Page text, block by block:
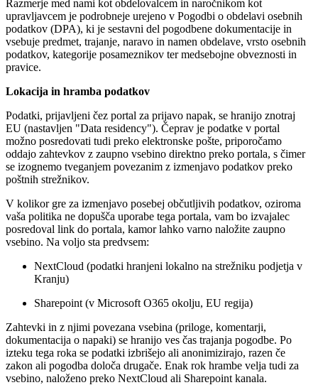
Razmerje med nami kot obdelovalcem in naročnikom kot
upravljavcem je podrobneje urejeno v Pogodbi o obdelavi osebnih
podatkov (DPA), ki je sestavni del pogodbene dokumentacije in
vsebuje predmet, trajanje, naravo in namen obdelave, vrsto osebnih
podatkov, kategorije posameznikov ter medsebojne obveznosti in
pravice.
Lokacija in hramba podatkov
Podatki, prijavljeni čez portal za prijavo napak, se hranijo znotraj
EU (nastavljen "Data residency"). Čeprav je podatke v portal
možno posredovati tudi preko elektronske pošte, priporočamo
oddajo zahtevkov z zaupno vsebino direktno preko portala, s čimer
se izognemo tveganjem povezanim z izmenjavo podatkov preko
poštnih strežnikov.
V kolikor gre za izmenjavo posebej občutljivih podatkov, oziroma
vaša politika ne dopušča uporabe tega portala, vam bo izvajalec
posredoval link do portala, kamor lahko varno naložite zaupno
vsebino. Na voljo sta predvsem:
NextCloud (podatki hranjeni lokalno na strežniku podjetja v
Kranju)
Sharepoint (v Microsoft O365 okolju, EU regija)
Zahtevki in z njimi povezana vsebina (priloge, komentarji,
dokumentacija o napaki) se hranijo ves čas trajanja pogodbe. Po
izteku tega roka se podatki izbrišejo ali anonimizirajo, razen če
zakon ali pogodba določa drugače. Enak rok hrambe velja tudi za
vsebino, naloženo preko NextCloud ali Sharepoint kanala.